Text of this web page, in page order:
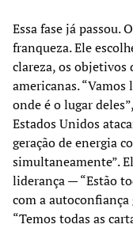
Essa fase já passou.
franqueza. Ele
clareza, os objetivos
americanas.
onde é o lugar
Estados Unidos
geração de energia
simultaneamente”.
liderança — “Estão
com a autoconfiança
“Temos todas as